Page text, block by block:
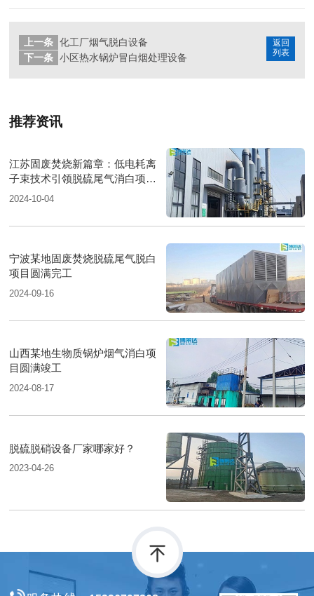
返回
列表
上一条 化工厂烟气脱白设备
下一条 小区热水锅炉冒白烟处理设备
推荐资讯
江苏固废焚烧新篇章：低电耗离
子束技术引领脱硫尾气消白项目
圆满落成
2024-10-04
宁波某地固废焚烧脱硫尾气脱白
项目圆满完工
2024-09-16
山西某地生物质锅炉烟气消白项
目圆满竣工
2024-08-17
脱硫脱硝设备厂家哪家好？
2023-04-26